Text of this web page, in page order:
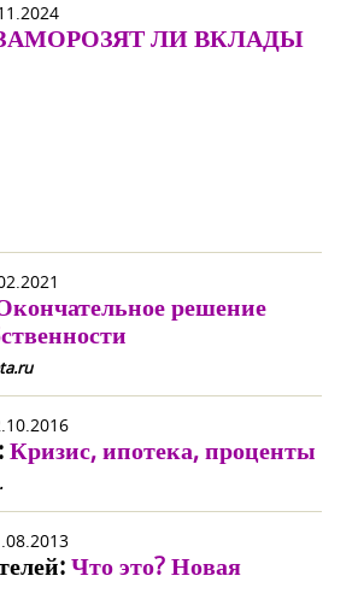
ЛИ ВКЛАДЫ
решение
Кризис, ипотека, проценты
Что это? Новая